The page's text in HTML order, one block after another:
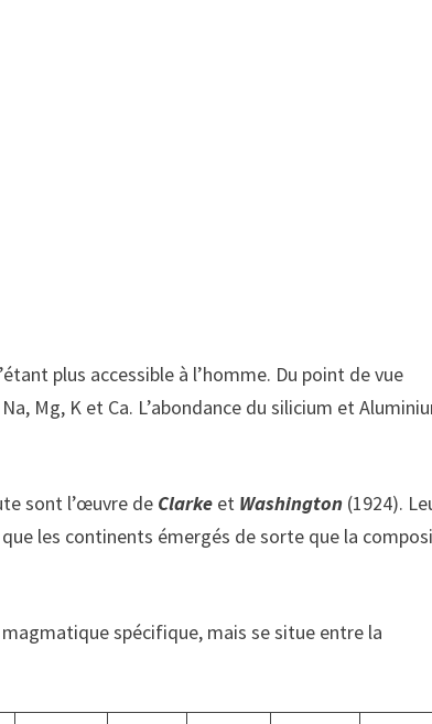
plus accessible à l’homme. Du point de vue
Mg, K et Ca. L’abondance du silicium et
sont l’œuvre de Clarke et Washington (1924).
les continents émergés de sorte que la
spécifique, mais se situe entre la